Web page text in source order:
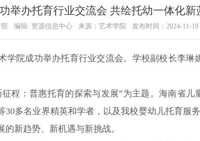
举办托育行业交流会 共绘托幼一体化新
编辑: 资源信息中心 来源：艺术学院 发布时间：2024-11-18
学院成功举办托育行业交流会。学校副校长李琳
程：普惠托育的探索与发展”为主题。海南省儿
30多名业界精英和学者，以及我校婴幼儿托育服
新趋势、新机遇与新挑战。